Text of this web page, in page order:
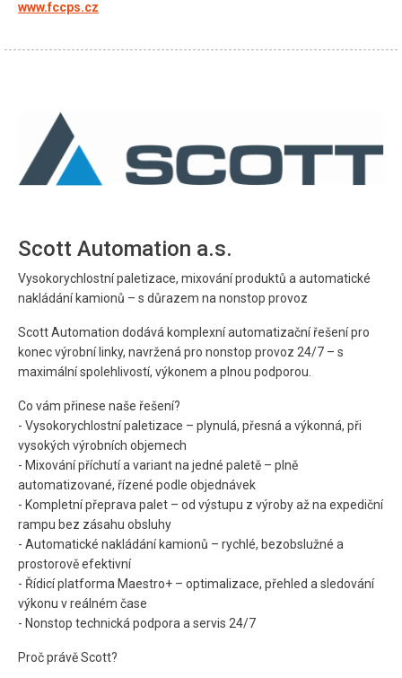
www.fccps.cz
Scott Automation a.s.
Vysokorychlostní paletizace, mixování produktů a automatické
nakládání kamionů – s důrazem na nonstop provoz
Scott Automation dodává komplexní automatizační řešení pro
konec výrobní linky, navržená pro nonstop provoz 24/7 – s
maximální spolehlivostí, výkonem a plnou podporou.
Co vám přinese naše řešení?
- Vysokorychlostní paletizace – plynulá, přesná a výkonná, při
vysokých výrobních objemech
- Mixování příchutí a variant na jedné paletě – plně
automatizované, řízené podle objednávek
- Kompletní přeprava palet – od výstupu z výroby až na expediční
rampu bez zásahu obsluhy
- Automatické nakládání kamionů – rychlé, bezobslužné a
prostorově efektivní
- Řídicí platforma Maestro+ – optimalizace, přehled a sledování
výkonu v reálném čase
- Nonstop technická podpora a servis 24/7
Proč právě Scott?